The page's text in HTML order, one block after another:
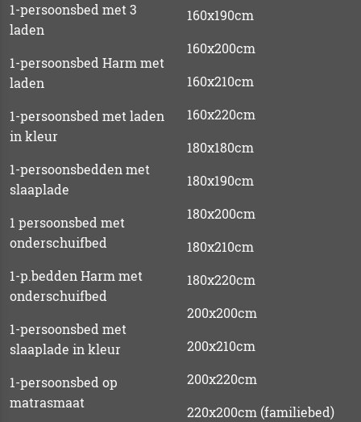
1-persoonsbed met 3
laden
1-persoonsbed Harm met
laden
1-persoonsbed met laden
in kleur
1-persoonsbedden met
slaaplade
1 persoonsbed met
onderschuifbed
1-p.bedden Harm met
onderschuifbed
1-persoonsbed met
slaaplade in kleur
1-persoonsbed op
matrasmaat
160x190cm
160x200cm
160x210cm
160x220cm
180x180cm
180x190cm
180x200cm
180x210cm
180x220cm
200x200cm
200x210cm
200x220cm
220x200cm (familiebed)